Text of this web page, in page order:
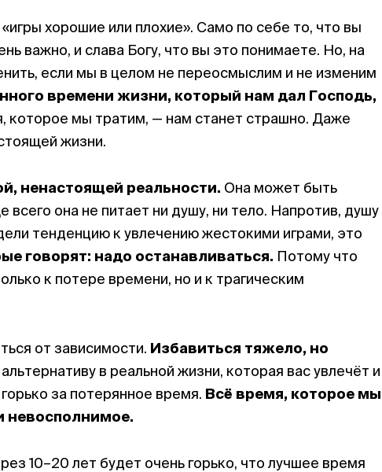
хорошие или плохие». Само по себе то, что вы
важно, и слава Богу, что вы это понимаете. Но, на
если мы в целом не переосмыслим и не изменим
времени жизни, который нам дал Господь,
которое мы тратим, — нам станет страшно. Даже
жизни.
ненастоящей реальности. Она может быть
всего она не питает ни душу, ни тело. Напротив, душу
тенденцию к увлечению жестокими играми, это
говорят: надо останавливаться. Потому что
к потере времени, но и к трагическим
от зависимости. Избавиться тяжело, но
в реальной жизни, которая вас увлечёт и
за потерянное время. Всё время, которое мы
невосполнимое.
10–20 лет будет очень горько, что лучшее время